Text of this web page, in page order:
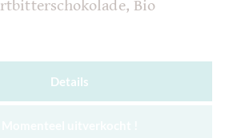
Bio
Details